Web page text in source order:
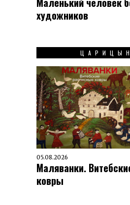
художников
05.08.2026
Маляванки.
ковры